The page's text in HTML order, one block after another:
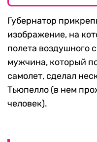
Губернатор
изображение, на
полета воздушного
мужчина, который
самолет, сделал
Тьюпелло (в нем
человек).